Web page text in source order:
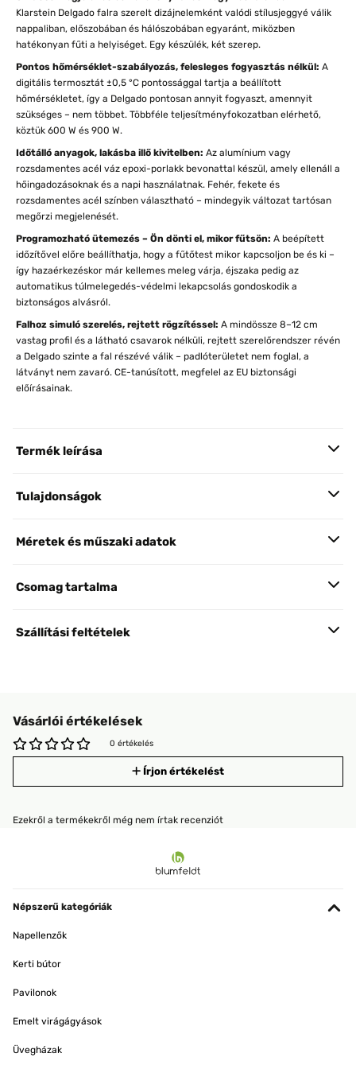
Klarstein Delgado falra szerelt dizájnelemként valódi stílusjeggyé válik
nappaliban, előszobában és hálószobában egyaránt, miközben
hatékonyan fűti a helyiséget. Egy készülék, két szerep.
Pontos hőmérséklet-szabályozás, felesleges fogyasztás nélkül: A
digitális termosztát ±0,5 °C pontossággal tartja a beállított
hőmérsékletet, így a Delgado pontosan annyit fogyaszt, amennyit
szükséges – nem többet. Többféle teljesítményfokozatban elérhető,
köztük 600 W és 900 W.
Időtálló anyagok, lakásba illő kivitelben: Az alumínium vagy
rozsdamentes acél váz epoxi-porlakk bevonattal készül, amely ellenáll a
hőingadozásoknak és a napi használatnak. Fehér, fekete és
rozsdamentes acél színben választható – mindegyik változat tartósan
megőrzi megjelenését.
Programozható ütemezés – Ön dönti el, mikor fűtsön: A beépített
időzítővel előre beállíthatja, hogy a fűtőtest mikor kapcsoljon be és ki –
így hazaérkezéskor már kellemes meleg várja, éjszaka pedig az
automatikus túlmelegedés-védelmi lekapcsolás gondoskodik a
biztonságos alvásról.
Falhoz simuló szerelés, rejtett rögzítéssel: A mindössze 8–12 cm
vastag profil és a látható csavarok nélküli, rejtett szerelőrendszer révén
a Delgado szinte a fal részévé válik – padlóterületet nem foglal, a
látványt nem zavaró. CE-tanúsított, megfelel az EU biztonsági
előírásainak.
Termék leírása
Tulajdonságok
Méretek és műszaki adatok
Csomag tartalma
Szállítási feltételek
Vásárlói értékelések
0 értékelés
Írjon értékelést
Ezekről a termékekről még nem írtak recenziót
Népszerű kategóriák
Napellenzők
Kerti bútor
Pavilonok
Emelt virágágyások
Üvegházak